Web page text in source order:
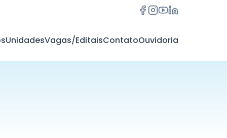
UnidadesVagas/EditaisContatoOuvidoria